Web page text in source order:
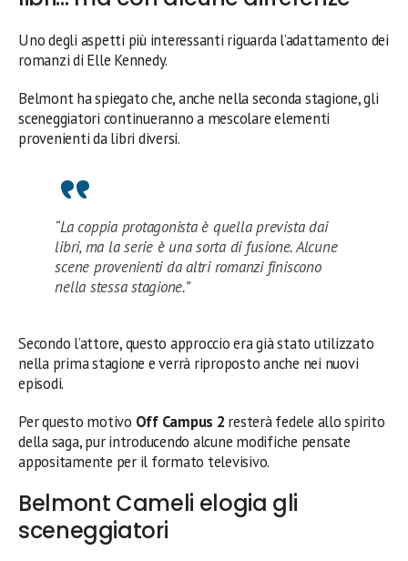
Uno degli aspetti più interessanti riguarda l’adattamento dei
romanzi di Elle Kennedy.
Belmont ha spiegato che, anche nella seconda stagione, gli
sceneggiatori continueranno a mescolare elementi
provenienti da libri diversi.
“La coppia protagonista è quella prevista dai
libri, ma la serie è una sorta di fusione. Alcune
scene provenienti da altri romanzi finiscono
nella stessa stagione.”
Secondo l’attore, questo approccio era già stato utilizzato
nella prima stagione e verrà riproposto anche nei nuovi
episodi.
Per questo motivo Off Campus 2 resterà fedele allo spirito
della saga, pur introducendo alcune modifiche pensate
appositamente per il formato televisivo.
Belmont Cameli elogia gli
sceneggiatori